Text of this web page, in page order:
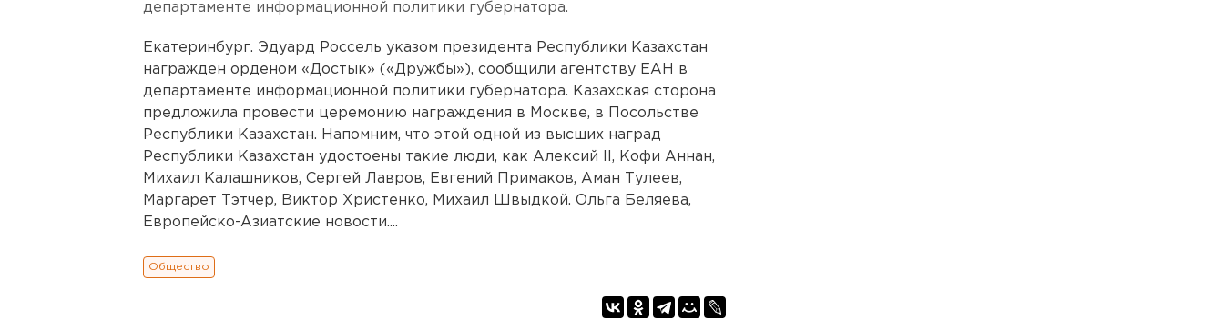
департаменте информационной политики губернатора.
Екатеринбург. Эдуард Россель указом президента Республики Казахстан
награжден орденом «Достык» («Дружбы»), сообщили агентству ЕАН в
департаменте информационной политики губернатора. Казахская сторона
предложила провести церемонию награждения в Москве, в Посольстве
Республики Казахстан. Напомним, что этой одной из высших наград
Республики Казахстан удостоены такие люди, как Алексий II, Кофи Аннан,
Михаил Калашников, Сергей Лавров, Евгений Примаков, Аман Тулеев,
Маргарет Тэтчер, Виктор Христенко, Михаил Швыдкой. Ольга Беляева,
Европейско-Азиатские новости....
Общество